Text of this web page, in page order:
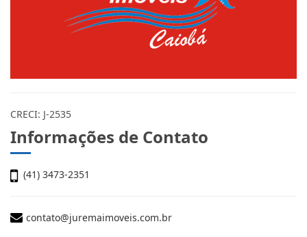
CRECI: J-2535
Informações de Contato
(41) 3473-2351
contato@juremaimoveis.com.br